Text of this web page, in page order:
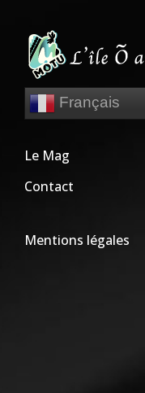
Français
Le Mag
Contact
Mentions légales